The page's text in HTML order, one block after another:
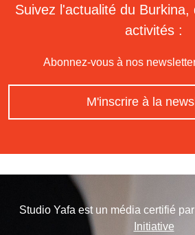
Suivez l'actualité du
activités :
Abonnez-vous à nos
M'inscrire à la
Studio Yafa est un média certifié
Initiative